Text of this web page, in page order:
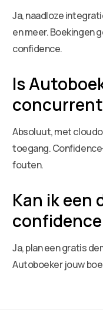
Ja, naadloze
en meer. Boekingen
confidence.
Is
Absoluut, met
toegang.
fouten.
Kan ik een
Ja, plan een gratis
Autoboeker jouw